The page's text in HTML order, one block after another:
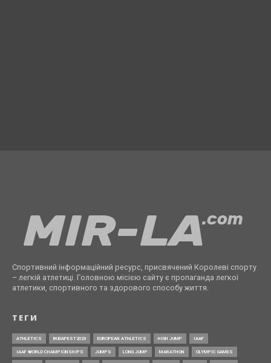
Спортивний інформаційний ресурс, присвячений Королеві спорту
– легкій атлетиці. Головною місією сайту є пропаганда легкої
атлетики, спортивного та здорового способу життя.
ТЕГИ
ATHLETICS BUDAPEST2023 EUROPEAN ATHLETICS HIGH JUMP IAAF
IAAF WORLD CHAMPIONSHIPS JUMPS LONG JUMP MARATHON OLYMPIC GAMES